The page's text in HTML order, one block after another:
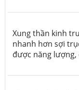
Xung thần kinh
nhanh hơn sợi
được năng lượng,